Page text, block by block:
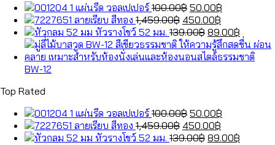
แผ่นรีด วอลเปเปอร์ 100.00฿ Original
price
was:
100.00฿.
50.00฿
is:
50.00฿.
ลายเรียบ สีทอง 1,459.00฿ Original
price
was:
1,459.00฿.
450.00฿
price
is:
450.00฿.
หัวรางโชว์ 52 มม. 139.00฿ Original
price
was:
89.00฿
price
is:
BW-12
Top Rated
แผ่นรีด วอลเปเปอร์ 100.00฿ Original
price
was:
50.00฿
is:
ลายเรียบ สีทอง 1,459.00฿ Original
price
450.00฿
price
หัวรางโชว์ 52 มม. 139.00฿ Original
89.00฿